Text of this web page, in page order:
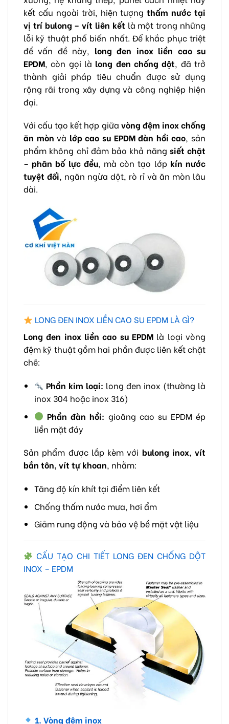
kết cấu ngoài trời, hiện tượngthấm nước tại
vị trí bulong – vít liên kết là một trong những
lỗi kỹ thuật phổ biến nhất. Để khắc phục triệt
để vấn đề này, long đen inox liền cao su
EPDM, còn gọi là long đen chống dột, đã trở
thành giải pháp tiêu chuẩn được sử dụng
rộng rãi trong xây dựng và công nghiệp hiện
đại.
Với cấu tạo kết hợp giữa vòng đệm inox chống
ăn mòn và lớp cao su EPDM đàn hồi cao, sản
phẩm không chỉ đảm bảo khả năng siết chặt
– phân bố lực đều, mà còn tạo lớp kín nước
tuyệt đối, ngăn ngừa dột, rò rỉ và ăn mòn lâu
dài.
LONG ĐEN INOX LIỀN CAO SU EPDM LÀ GÌ?
Long đen inox liền cao su EPDM là loại vòng
đệm kỹ thuật gồm hai phần được liên kết chặt
chẽ:
Phần kim loại: long đen inox (thường là
inox 304 hoặc inox 316)
Phần đàn hồi: gioăng cao su EPDM ép
liền mặt đáy
Sản phẩm được lắp kèm với bulong inox, vít
bắn tôn, vít tự khoan, nhằm:
Tăng độ kín khít tại điểm liên kết
Chống thấm nước mưa, hơi ẩm
Giảm rung động và bảo vệ bề mặt vật liệu
CẤU TẠO CHI TIẾT LONG ĐEN CHỐNG DỘT
INOX – EPDM
1. Vòng đệm inox